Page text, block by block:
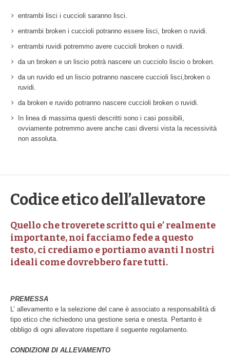
entrambi lisci i cuccioli saranno lisci.
entrambi broken i cuccioli potranno essere lisci, broken o ruvidi.
entrambi ruvidi potremmo avere cuccioli broken o ruvidi.
da un broken e un liscio potrà nascere un cucciolo liscio o broken.
da un ruvido ed un liscio potranno nascere cuccioli lisci,broken o
ruvidi.
da broken e ruvido potranno nascere cuccioli broken o ruvidi.
In linea di massima questi descritti sono i casi possibili,
ovviamente potremmo avere anche casi diversi vista la recessività
non assoluta.
Codice etico dell’allevatore
Quello che troverete scritto qui e’ realmente
importante, noi facciamo fede a questo
testo, ci crediamo e portiamo avanti I nostri
ideali come dovrebbero fare tutti.
PREMESSA
L’ allevamento e la selezione del cane è associato a responsabilità di
tipo etico che richiedono una gestione seria e onesta. Pertanto è
obbligo di ogni allevatore rispettare il seguente regolamento.
CONDIZIONI DI ALLEVAMENTO